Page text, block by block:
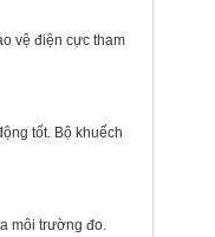
vệ điện cực tham
tốt. Bộ khuếch
môi trường đo.